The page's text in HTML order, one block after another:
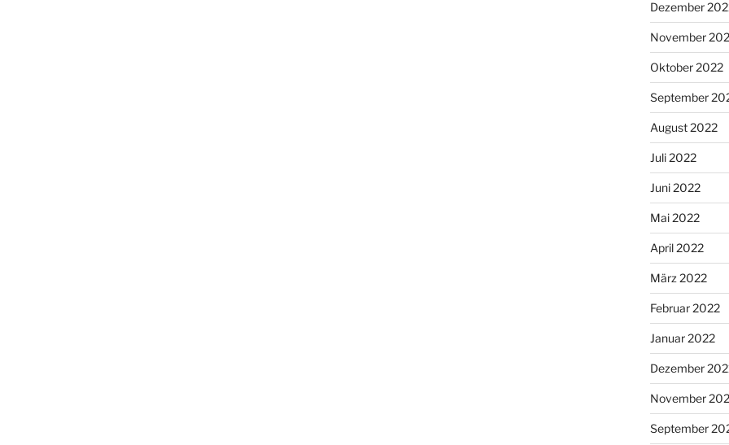
Dezember
November
Oktober 2022
September
August 2022
Juli 2022
Juni 2022
Mai 2022
April 2022
März 2022
Februar 2022
Januar 2022
Dezember
November
September